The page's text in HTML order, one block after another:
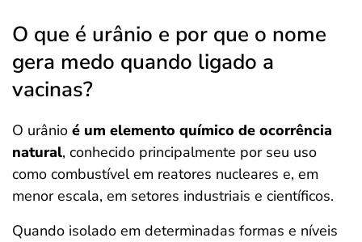
O que é urânio e por que o nome
gera medo quando ligado a
vacinas?
O urânio é um elemento químico de ocorrência
natural, conhecido principalmente por seu uso
como combustível em reatores nucleares e, em
menor escala, em setores industriais e científicos.
Quando isolado em determinadas formas e níveis